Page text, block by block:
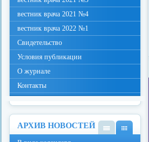
вестник врача 2021 №4
вестник врача 2022 №1
Свидетельство
Условия публикации
О журнале
Контакты
АРХИВ НОВОСТЕЙ